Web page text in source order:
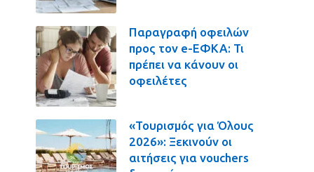
Παραγραφή οφειλών
προς τον e-ΕΦΚΑ: Τι
πρέπει να κάνουν οι
οφειλέτες
«Τουρισμός για Όλους
2026»: Ξεκινούν οι
αιτήσεις για vouchers